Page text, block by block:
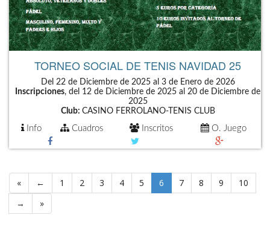
TORNEO SOCIAL DE TENIS NAVIDAD 25
Del 22 de Diciembre de 2025 al 3 de Enero de 2026
Inscripciones, del 12 de Diciembre de 2025 al 20 de Diciembre de
2025
Club: CASINO FERROLANO-TENIS CLUB
Info Cuadros Inscritos O. Juego
« ← 1 2 3 4 5 6 7 8 9
10
→
»